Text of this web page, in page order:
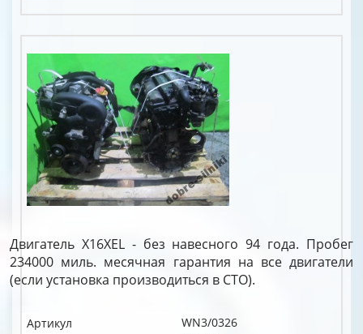
Двигатель X16XEL - без навесного 94 года. Пробег
234000 миль. месячная гарантия на все двигатели
(если установка производиться в СТО).
Артикул
WN3/0326